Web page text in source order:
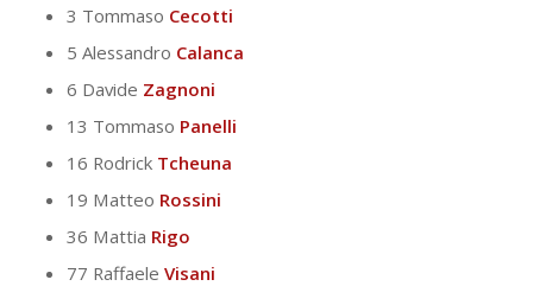
3 Tommaso Cecotti
5 Alessandro Calanca
6 Davide Zagnoni
13 Tommaso Panelli
16 Rodrick Tcheuna
19 Matteo Rossini
36 Mattia Rigo
77 Raffaele Visani